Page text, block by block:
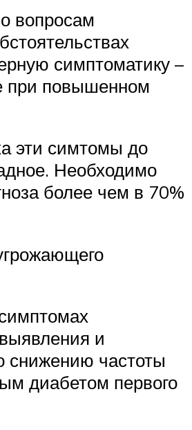
вопросам
симптоматику –
при повышенном
эти симтомы до
Необходимо
более чем в 70%
и
снижению частоты
диабетом первого